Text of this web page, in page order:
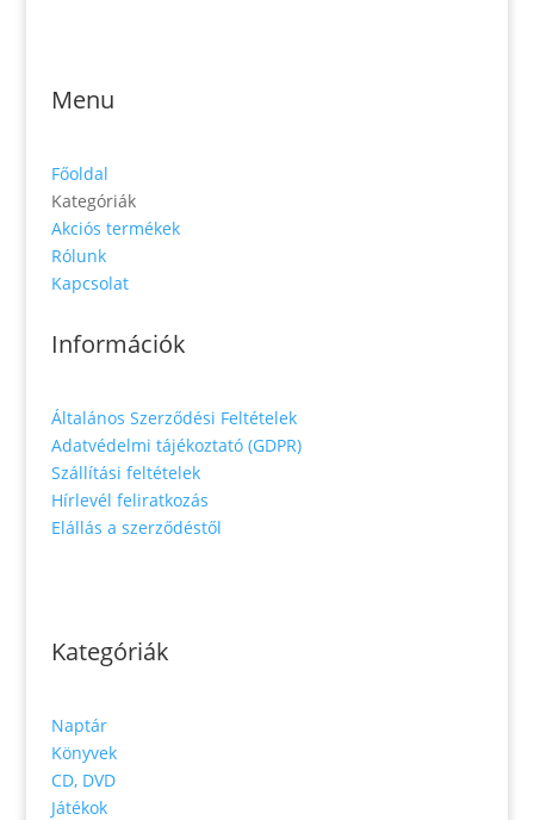
Menu
Főoldal
Kategóriák
Akciós termékek
Rólunk
Kapcsolat
Információk
Általános Szerződési Feltételek
Adatvédelmi tájékoztató (GDPR)
Szállítási feltételek
Hírlevél feliratkozás
Elállás a szerződéstől
Kategóriák
Naptár
Könyvek
CD, DVD
Játékok